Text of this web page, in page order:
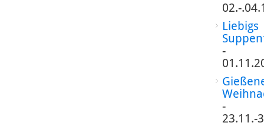
02.-
Liebigs
-
-
23.11.-